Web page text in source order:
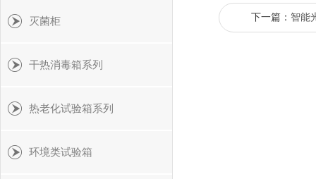
下一篇： 智能
灭菌柜
干热消毒箱系列
热老化试验箱系列
环境类试验箱